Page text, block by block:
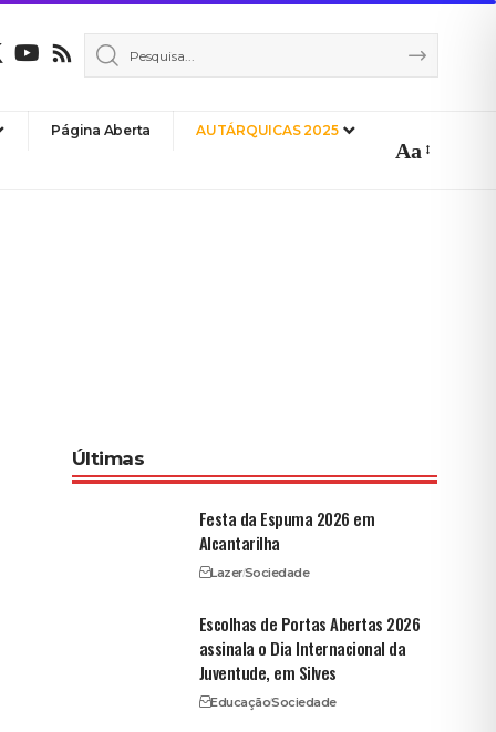
Página Aberta AUTÁRQUICAS 2025
Aa
Últimas
Festa da Espuma 2026 em
Alcantarilha
LazerSociedade
Escolhas de Portas Abertas 2026
assinala o Dia Internacional da
Juventude, em Silves
EducaçãoSociedade